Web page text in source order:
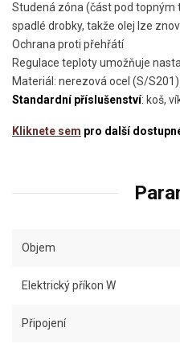
Studená zóna (část pod topným
spadlé drobky, takže olej lze
Ochrana proti přehřátí
Regulace teploty umožňuje
Materiál: nerezová ocel (S/S201)
Standardní příslušenství: koš,
Kliknete sem pro další
Objem
Elektrický příkon W
Připojení